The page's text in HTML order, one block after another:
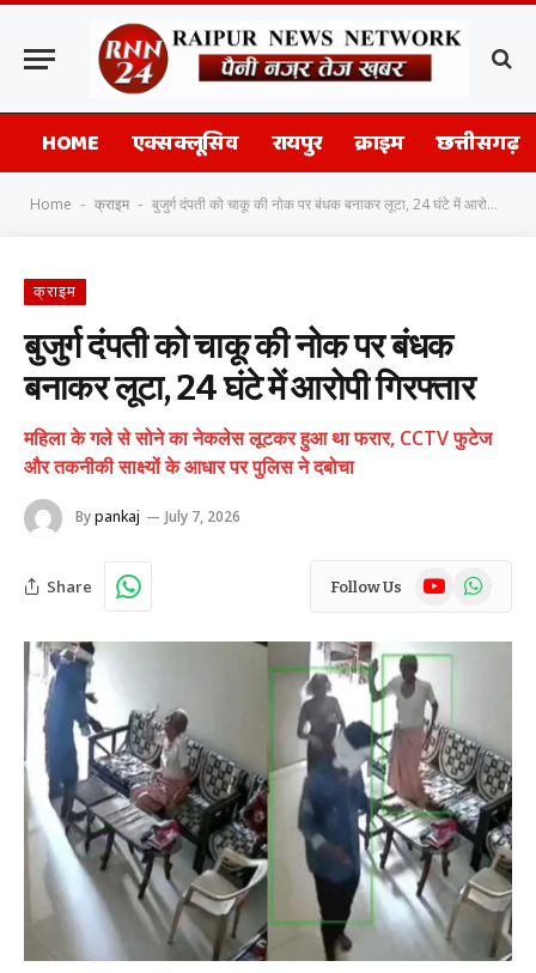
HOME एक्सक्लूसिव रायपुर क्राइम छत्तीसगढ़
Home - क्राइम - बुजुर्ग दंपती को चाकू की नोक पर बंधक बनाकर लूटा, 24 घंटे में आरोपी गिरफ्तार
क्राइम
बुजुर्ग दंपती को चाकू की नोक पर बंधक
बनाकर लूटा, 24 घंटे में आरोपी गिरफ्तार
महिला के गले से सोने का नेकलेस लूटकर हुआ था फरार, CCTV फुटेज
और तकनीकी साक्ष्यों के आधार पर पुलिस ने दबोचा
Bypankaj July 7, 2026
Share Follow Us YouTubeWhatsApp